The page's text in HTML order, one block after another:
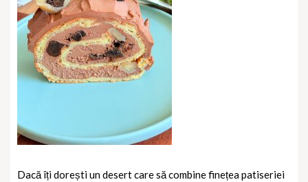
Dacă îți dorești un desert care să combine finețea patiseriei